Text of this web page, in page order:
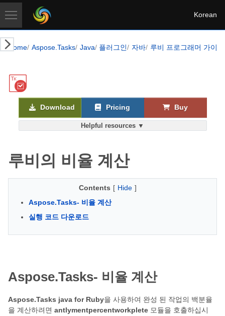
Korean
Home Aspose.Tasks Java 플러그인 자바 루비 프로그래머 가이드
Helpful resources ▼
Download Pricing Buy
루비의 비율 계산
Contents [ Hide ]
Aspose.Tasks- 비율 계산
실행 코드 다운로드
Aspose.Tasks- 비율 계산
Aspose.Tasks java for Ruby을 사용하여 완성 된 작업의 백분율
을 계산하려면 antlymentpercentworkplete 모듈을 호출하십시